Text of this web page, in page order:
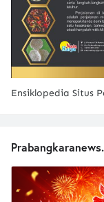
Ensiklopedia Situs